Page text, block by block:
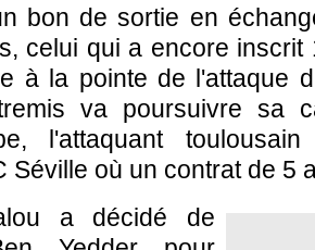
bon de sortie en
celui qui a encore
à la pointe de l'attaque
va poursuivre sa
l'attaquant
Séville où un contrat de 5
a décidé de